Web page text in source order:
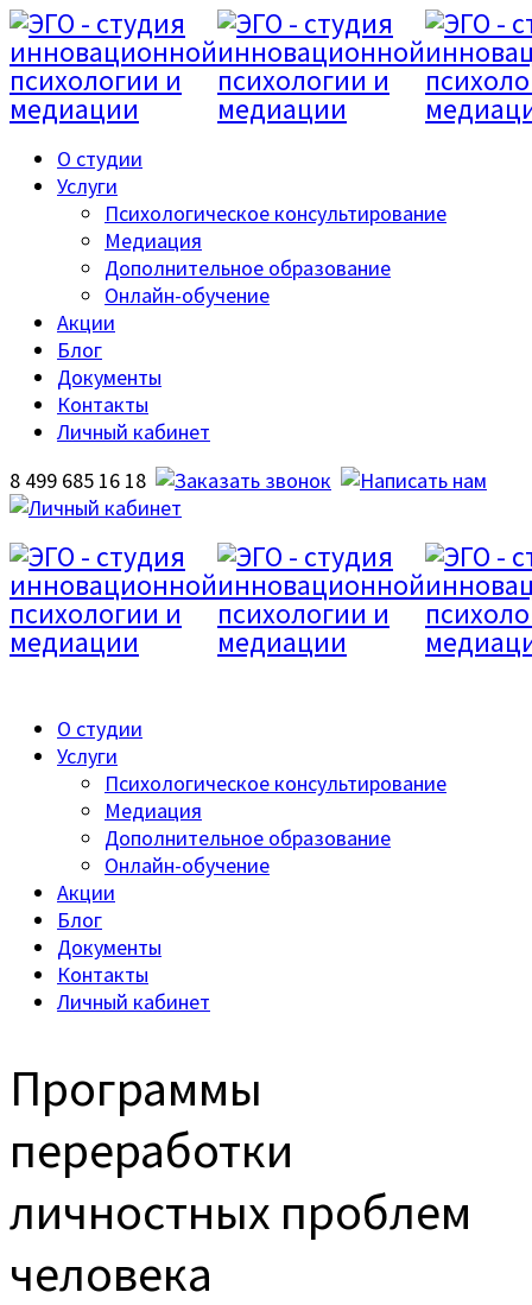
О студии
Услуги
Психологическое консультирование
Медиация
Дополнительное образование
Онлайн-обучение
Акции
Блог
Документы
Контакты
Личный кабинет
8 499 685 16 18
О студии
Услуги
Психологическое консультирование
Медиация
Дополнительное образование
Онлайн-обучение
Акции
Блог
Документы
Контакты
Личный кабинет
Программы
переработки
личностных проблем
человека